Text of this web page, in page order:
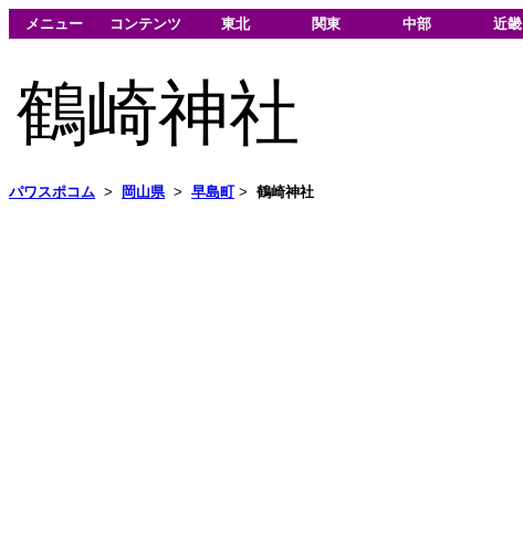
メニュー コンテンツ 東北 関東 中部 近畿
鶴崎神社
パワスポコム > 岡山県> 早島町> 鶴崎神社